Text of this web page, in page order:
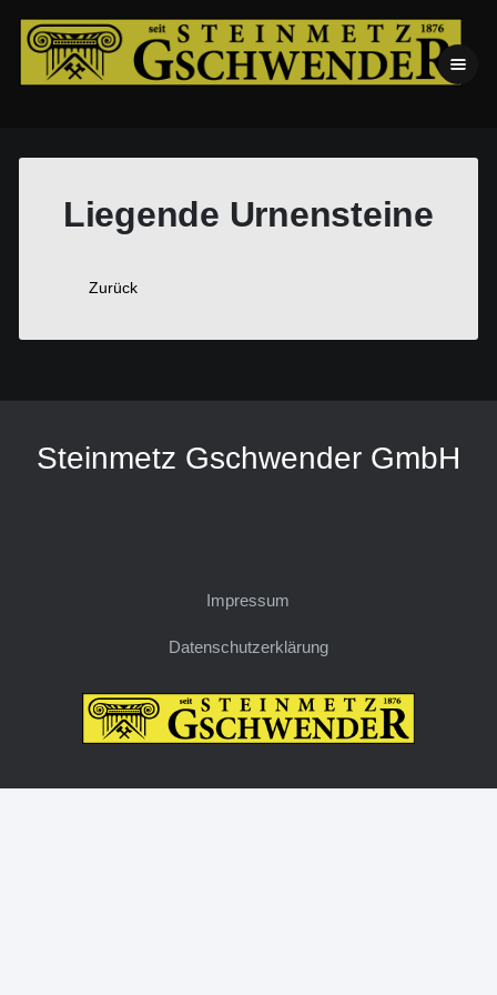
Liegende Urnensteine
Zurück
Steinmetz Gschwender GmbH
Impressum
Datenschutzerklärung